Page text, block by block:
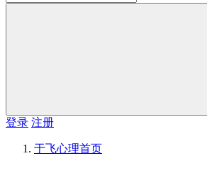
登录 注册
于飞心理首页